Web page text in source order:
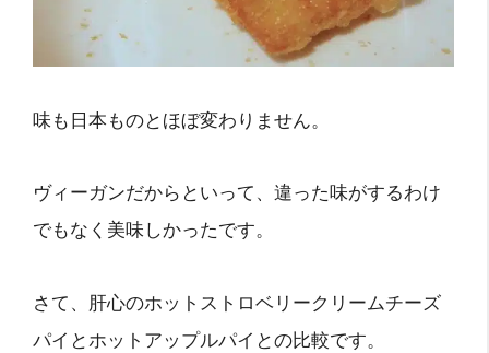
味も日本ものとほぼ変わりません。
ヴィーガンだからといって、違った味がするわけ
でもなく美味しかったです。
さて、肝心のホットストロベリークリームチーズ
パイとホットアップルパイとの比較です。